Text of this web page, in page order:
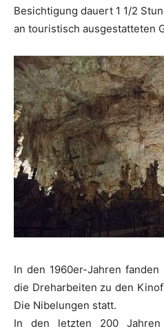
Besichtigung dauert 1 1/2
an touristisch ausgestatteten
In den 1960er-Jahren
die Dreharbeiten zu den
Die Nibelungen statt.
In den letzten 200